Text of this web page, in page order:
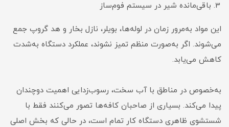
باقی‌مانده شیر در سیستم فوم‌ساز
این مواد به‌مرور زمان در لوله‌ها، بویلر، نازل بخار و هد گروپ جمع
می‌شوند. اگر به‌صورت منظم تمیز نشوند، عملکرد دستگاه به‌شدت
کاهش می‌یابد.
به‌خصوص در مناطق با آب سخت، رسوب‌زدایی اهمیت دوچندان
پیدا می‌کند. بسیاری از صاحبان کافه‌ها تصور می‌کنند فقط با
شستشوی ظاهری دستگاه کار تمام است، در حالی که بخش اصلی